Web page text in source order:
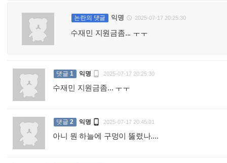
논란의 댓글 익명  2025-07-17 20:25:30
수재민 지원금좀... ㅜㅜ
댓글 1 익명  2025-07-17 20:25:30
수재민 지원금좀... ㅜㅜ
댓글 2 익명  2025-07-17 20:45:01
아니 뭔 하늘에 구멍이 뚫렸나....